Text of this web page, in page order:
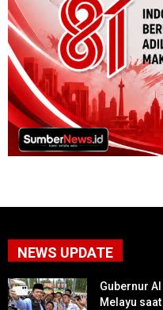
NEWS UPDATE
Gubernur
Melayu